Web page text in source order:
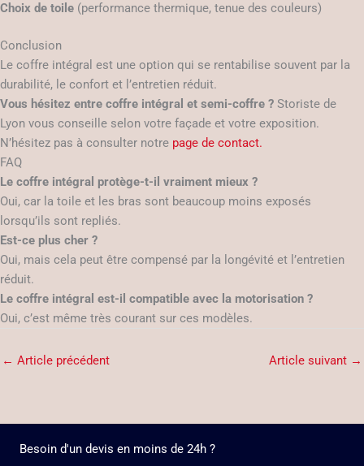
Choix de toile (performance thermique, tenue des couleurs)
Conclusion
Le coffre intégral est une option qui se rentabilise souvent par la
durabilité, le confort et l’entretien réduit.
Vous hésitez entre coffre intégral et semi-coffre ? Storiste de
Lyon vous conseille selon votre façade et votre exposition.
N’hésitez pas à consulter notre page de contact.
FAQ
Le coffre intégral protège-t-il vraiment mieux ?
Oui, car la toile et les bras sont beaucoup moins exposés
lorsqu’ils sont repliés.
Est-ce plus cher ?
Oui, mais cela peut être compensé par la longévité et l’entretien
réduit.
Le coffre intégral est-il compatible avec la motorisation ?
Oui, c’est même très courant sur ces modèles.
← Article précédent Article suivant →
Besoin d'un devis en moins de 24h ?